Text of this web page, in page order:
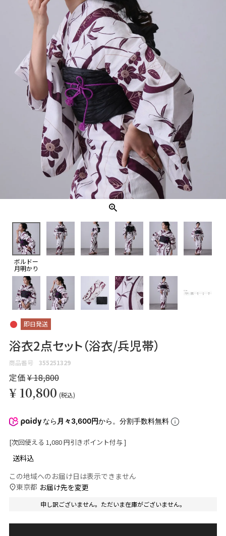
ボルドー
月明かり
即日発送
浴衣2点セット（浴衣/兵児帯）
商品番号 355251329
定価¥18,800
¥ 10,800 税込
なら 月々3,600円から。分割手数料無料
[次回使える 1,080円引きポイント付与 ]
送料込
この地域へのお届け日は表示できません
東京都 お届け先を変更
申し訳ございません。ただいま在庫がございません。